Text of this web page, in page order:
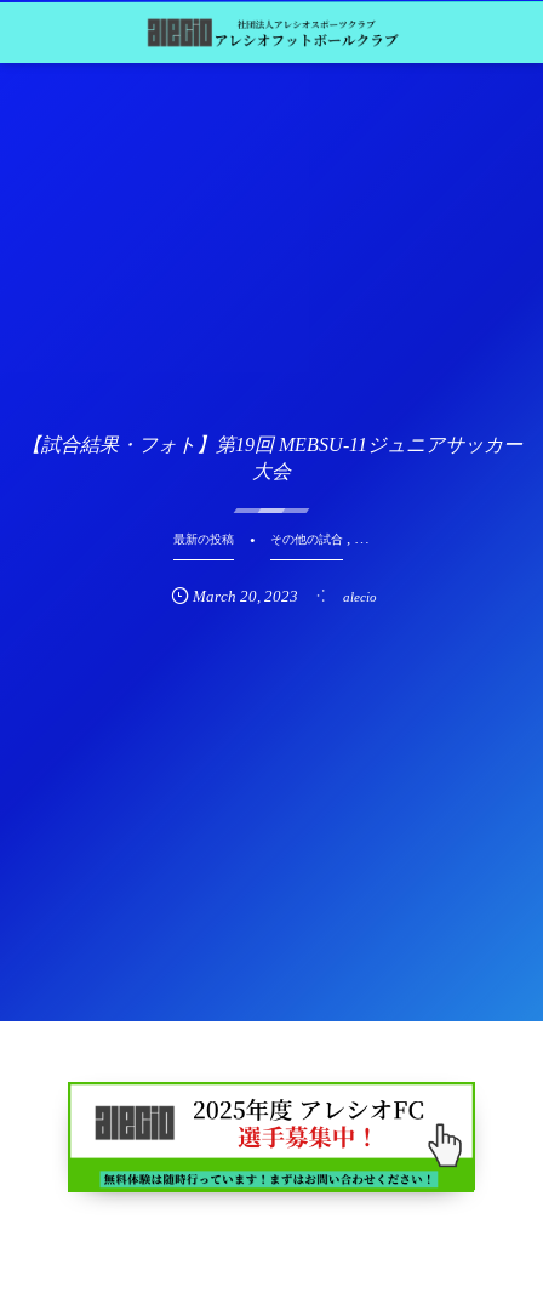
【試合結果・フォト】第19回 MEBSU-11ジュニアサッカー
大会
最新の投稿 その他の試合 , …
March 20, 2023 alecio